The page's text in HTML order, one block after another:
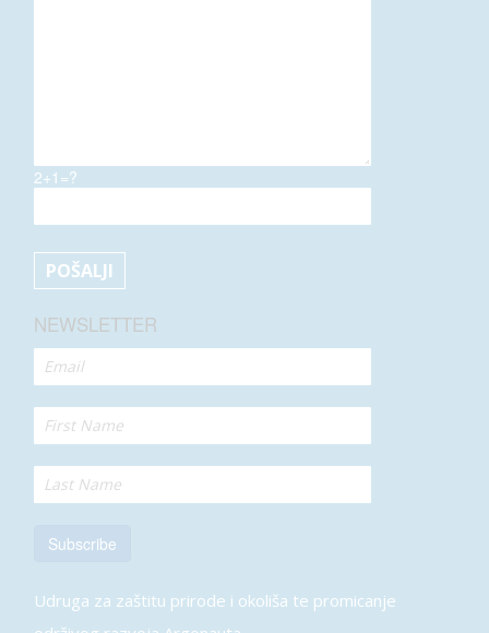
2+1=?
NEWSLETTER
Subscribe
Udruga za zaštitu prirode i okoliša te promicanje